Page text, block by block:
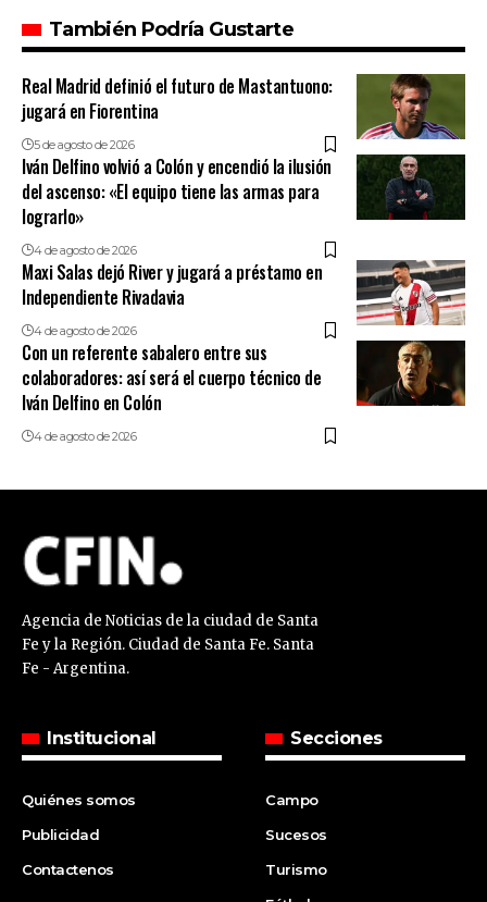
También Podría Gustarte
Real Madrid definió el futuro de Mastantuono:
jugará en Fiorentina
5 de agosto de 2026
Iván Delfino volvió a Colón y encendió la ilusión
del ascenso: «El equipo tiene las armas para
lograrlo»
4 de agosto de 2026
Maxi Salas dejó River y jugará a préstamo en
Independiente Rivadavia
4 de agosto de 2026
Con un referente sabalero entre sus
colaboradores: así será el cuerpo técnico de
Iván Delfino en Colón
4 de agosto de 2026
Agencia de Noticias de la ciudad de Santa
Fe y la Región. Ciudad de Santa Fe. Santa
Fe - Argentina.
Institucional
Quiénes somos
Publicidad
Contactenos
Secciones
Campo
Sucesos
Turismo